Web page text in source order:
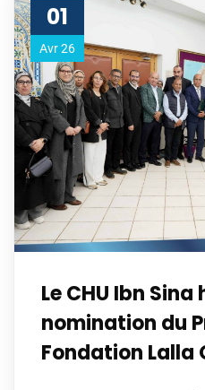
01
Avr 26
Le CHU Ibn Sina
nomination du
Fondation Lalla